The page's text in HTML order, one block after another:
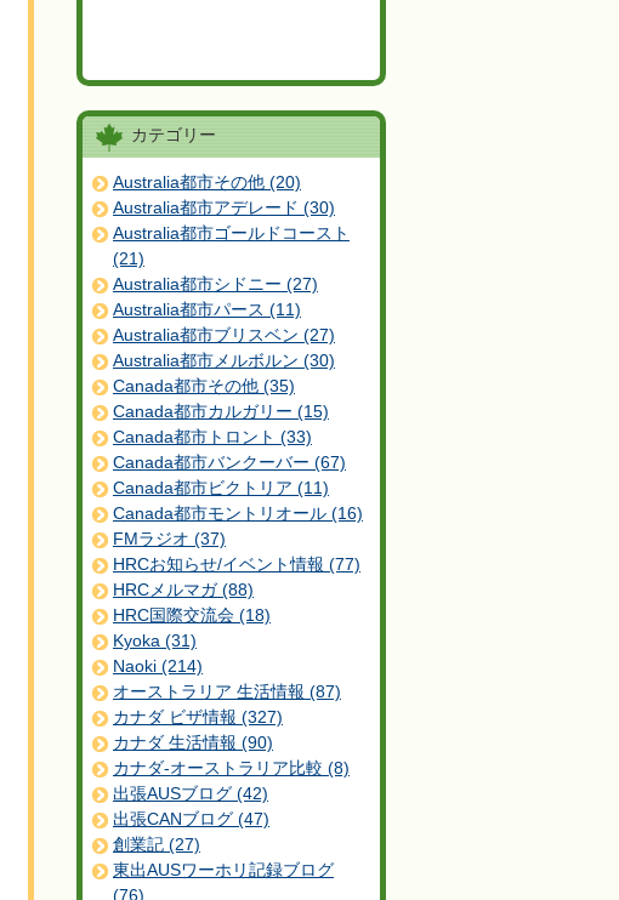
カテゴリー
Australia都市その他 (20)
Australia都市アデレード (30)
Australia都市ゴールドコースト
(21)
Australia都市シドニー (27)
Australia都市パース (11)
Australia都市ブリスベン (27)
Australia都市メルボルン (30)
Canada都市その他 (35)
Canada都市カルガリー (15)
Canada都市トロント (33)
Canada都市バンクーバー (67)
Canada都市ビクトリア (11)
Canada都市モントリオール (16)
FMラジオ (37)
HRCお知らせ/イベント情報 (77)
HRCメルマガ (88)
HRC国際交流会 (18)
Kyoka (31)
Naoki (214)
オーストラリア 生活情報 (87)
カナダ ビザ情報 (327)
カナダ 生活情報 (90)
カナダ-オーストラリア比較 (8)
出張AUSブログ (42)
出張CANブログ (47)
創業記 (27)
東出AUSワーホリ記録ブログ
(76)